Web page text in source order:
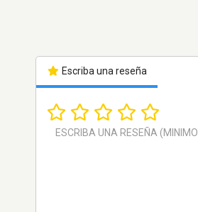
Escriba una reseña